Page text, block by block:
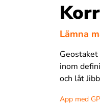
Lämna
inom
och låt
App med